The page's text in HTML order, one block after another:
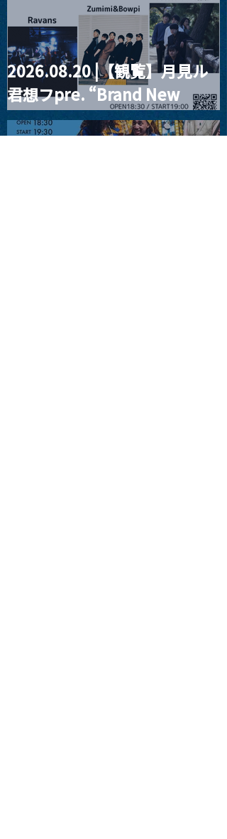
2026.08.20 |【観覧】月見ル
君想フpre. “Brand New
Moon #3”